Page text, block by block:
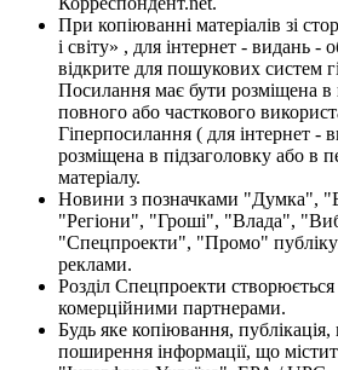
При копіюванні матеріалів зі
і світу» , для інтернет - видань -
відкрите для пошукових систем
Посилання має бути розміщена в
повного або часткового
Гіперпосилання ( для інтернет -
розміщена в підзаголовку або в
матеріалу.
Новини з позначками "Думка",
"Регіони", "Гроші", "Влада",
"Спецпроекти", "Промо"
реклами.
Розділ Спецпроекти створюється
комерційними партнерами.
Будь яке копіювання,
поширення інформації, що